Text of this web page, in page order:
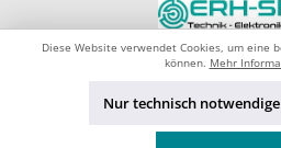
Diese Website verwendet Cookies, um eine
können. Mehr
Nur technisch notwendige